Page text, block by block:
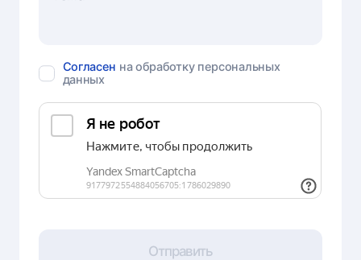
Согласен на обработку персональных
данных
Отправить